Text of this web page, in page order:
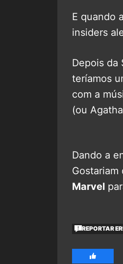
E quando
insiders
Depois da
teríamos
com a
(ou
Dando a
Gostariam
Marvel
REPORTAR